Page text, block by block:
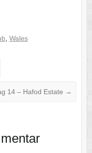
Wales
14 – Hafod Estate →